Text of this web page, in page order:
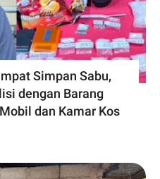
Simpan Sabu,
dengan Barang
dan Kamar Kos